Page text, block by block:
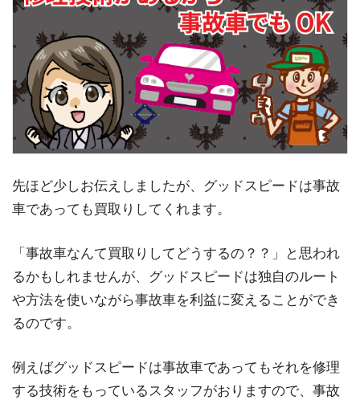
先ほど少しお伝えしましたが、グッドスピードは事故
車であっても買取りしてくれます。
「事故車なんて買取りしてどうするの？？」と思われ
るかもしれませんが、グッドスピードは独自のルート
や方法を使いながら事故車を利益に変えることができ
るのです。
例えばグッドスピードは事故車であってもそれを修理
する技術をもっているスタッフがおりますので、事故